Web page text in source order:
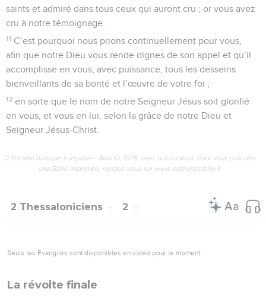
saints et admiré dans tous ceux qui auront cru ; or vous avez
cru à notre témoignage.
11 C’est pourquoi nous prions continuellement pour vous,
afin que notre Dieu vous rende dignes de son appel et qu’il
accomplisse en vous, avec puissance, tous les desseins
bienveillants de sa bonté et l’œuvre de votre foi ;
12 en sorte que le nom de notre Seigneur Jésus soit glorifié
en vous, et vous en lui, selon la grâce de notre Dieu et
Seigneur Jésus-Christ.
© Société biblique française – Bibli’O, 1978, avec autorisation. Pour vous procurer
une Bible imprimée, rendez-vous sur www.editionsbiblio.fr
2 Thessaloniciens 2
Seuls les Évangiles sont disponibles en vidéo pour le moment.
La révolte finale